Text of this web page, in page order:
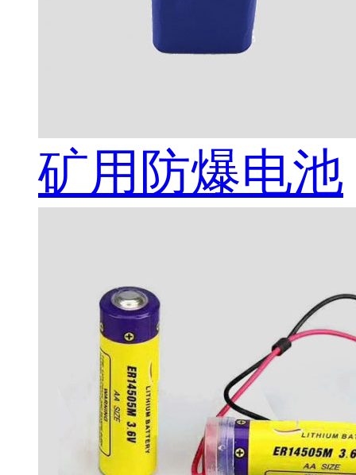
矿用防爆电池